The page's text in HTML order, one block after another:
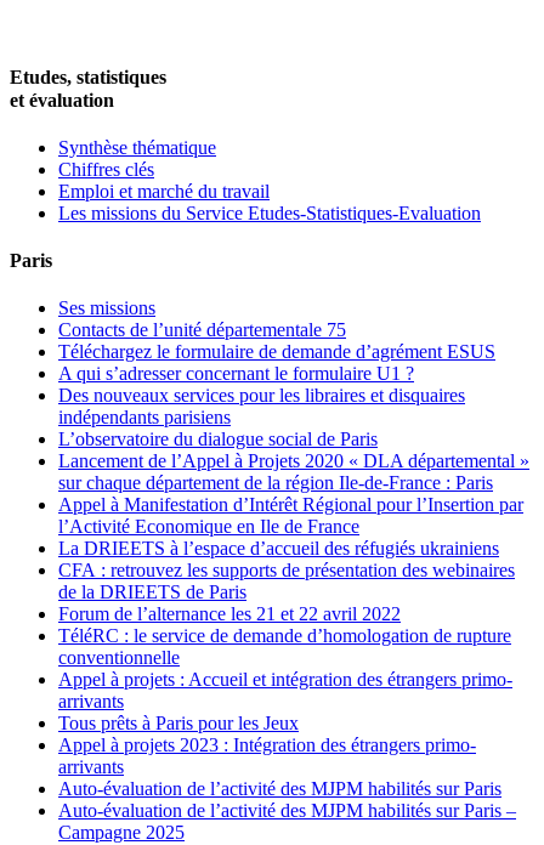
Etudes, statistiques
et évaluation
Synthèse thématique
Chiffres clés
Emploi et marché du travail
Les missions du Service Etudes-Statistiques-Evaluation
Paris
Ses missions
Contacts de l’unité départementale 75
Téléchargez le formulaire de demande d’agrément ESUS
A qui s’adresser concernant le formulaire U1 ?
Des nouveaux services pour les libraires et disquaires
indépendants parisiens
L’observatoire du dialogue social de Paris
Lancement de l’Appel à Projets 2020 « DLA départemental »
sur chaque département de la région Ile-de-France : Paris
Appel à Manifestation d’Intérêt Régional pour l’Insertion par
l’Activité Economique en Ile de France
La DRIEETS à l’espace d’accueil des réfugiés ukrainiens
CFA : retrouvez les supports de présentation des webinaires
de la DRIEETS de Paris
Forum de l’alternance les 21 et 22 avril 2022
TéléRC : le service de demande d’homologation de rupture
conventionnelle
Appel à projets : Accueil et intégration des étrangers primo-
arrivants
Tous prêts à Paris pour les Jeux
Appel à projets 2023 : Intégration des étrangers primo-
arrivants
Auto-évaluation de l’activité des MJPM habilités sur Paris
Auto-évaluation de l’activité des MJPM habilités sur Paris –
Campagne 2025